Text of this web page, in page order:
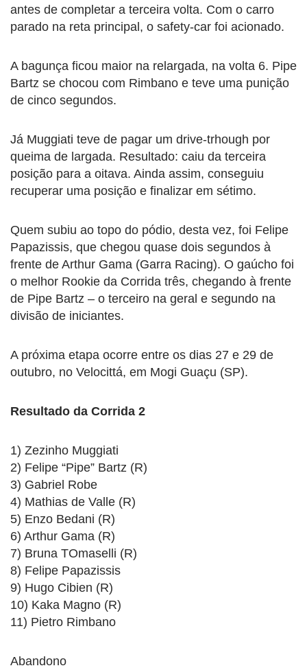
antes de completar a terceira volta. Com o carro
parado na reta principal, o safety-car foi acionado.
A bagunça ficou maior na relargada, na volta 6. Pipe
Bartz se chocou com Rimbano e teve uma punição
de cinco segundos.
Já Muggiati teve de pagar um drive-trhough por
queima de largada. Resultado: caiu da terceira
posição para a oitava. Ainda assim, conseguiu
recuperar uma posição e finalizar em sétimo.
Quem subiu ao topo do pódio, desta vez, foi Felipe
Papazissis, que chegou quase dois segundos à
frente de Arthur Gama (Garra Racing). O gaúcho foi
o melhor Rookie da Corrida três, chegando à frente
de Pipe Bartz – o terceiro na geral e segundo na
divisão de iniciantes.
A próxima etapa ocorre entre os dias 27 e 29 de
outubro, no Velocittá, em Mogi Guaçu (SP).
Resultado da Corrida 2
1) Zezinho Muggiati
2) Felipe “Pipe” Bartz (R)
3) Gabriel Robe
4) Mathias de Valle (R)
5) Enzo Bedani (R)
6) Arthur Gama (R)
7) Bruna TOmaselli (R)
8) Felipe Papazissis
9) Hugo Cibien (R)
10) Kaka Magno (R)
11) Pietro Rimbano
Abandono